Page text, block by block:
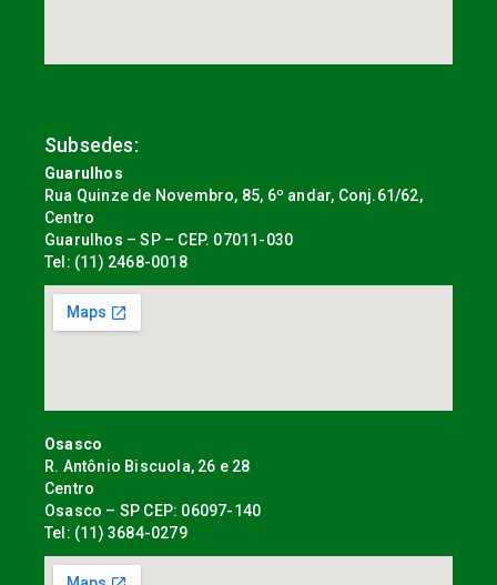
Subsedes:
Guarulhos
Rua Quinze de Novembro, 85, 6º andar, Conj.61/62,
Centro
Guarulhos – SP – CEP. 07011-030
Tel: (11) 2468-0018
Osasco
R. Antônio Biscuola, 26 e 28
Centro
Osasco – SP CEP: 06097-140
Tel: (11) 3684-0279